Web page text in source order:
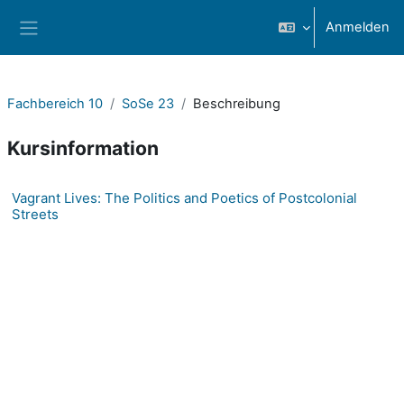
Anmelden
Fachbereich 10 SoSe 23 Beschreibung
Kursinformation
Vagrant Lives: The Politics and Poetics of Postcolonial
Streets